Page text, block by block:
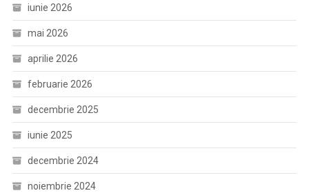
iunie 2026
mai 2026
aprilie 2026
februarie 2026
decembrie 2025
iunie 2025
decembrie 2024
noiembrie 2024